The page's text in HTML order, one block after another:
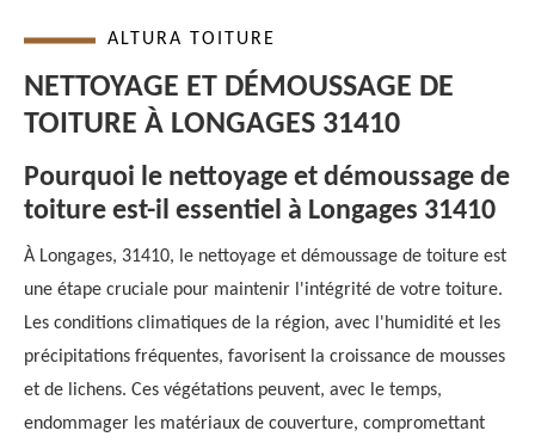
ALTURA TOITURE
NETTOYAGE ET DÉMOUSSAGE DE
TOITURE À LONGAGES 31410
Pourquoi le nettoyage et démoussage de
toiture est-il essentiel à Longages 31410
À Longages, 31410, le nettoyage et démoussage de toiture est
une étape cruciale pour maintenir l'intégrité de votre toiture.
Les conditions climatiques de la région, avec l'humidité et les
précipitations fréquentes, favorisent la croissance de mousses
et de lichens. Ces végétations peuvent, avec le temps,
endommager les matériaux de couverture, compromettant